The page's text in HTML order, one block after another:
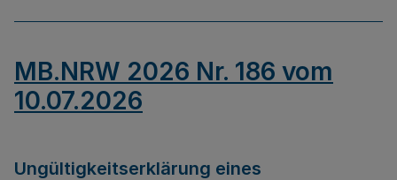
MB.NRW 2026 Nr. 186 vom
10.07.2026
Ungültigkeitserklärung eines